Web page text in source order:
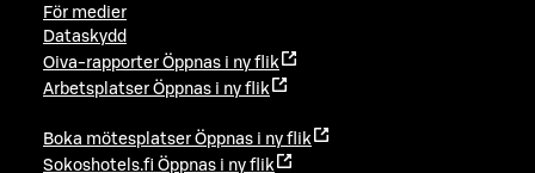
För medier
Dataskydd
Oiva-rapporter Öppnas i ny flik
Arbetsplatser Öppnas i ny flik
Boka mötesplatser Öppnas i ny flik
Sokoshotels.fi Öppnas i ny flik